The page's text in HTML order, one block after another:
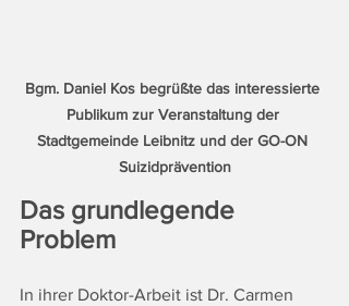
Bgm. Daniel Kos begrüßte das interessierte
Publikum zur Veranstaltung der
Stadtgemeinde Leibnitz und der GO-ON
Suizidprävention
Das grundlegende
Problem
In ihrer Doktor-Arbeit ist Dr. Carmen